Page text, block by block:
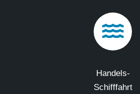
Handels-
Schifffahrt